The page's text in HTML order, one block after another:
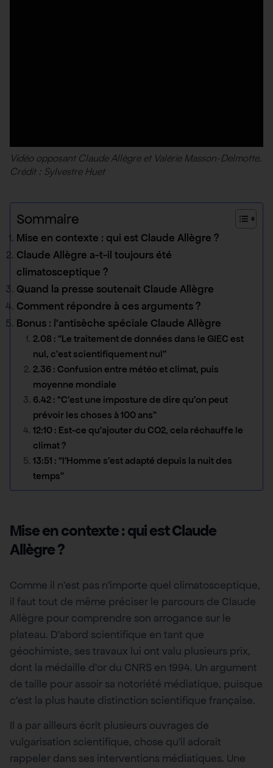
Vidéo opposant Claude Allègre et Valérie Masson-Delmotte.
Crédit : Sylvestre Huet
Sommaire
Mise en contexte : qui est Claude Allègre ?
Claude Allègre a-t-il toujours été
climatosceptique ?
Quand la presse soutenait Claude Allègre
Comment répondre à ces arguments ?
Bonus : l’antisèche spéciale Claude Allègre
2.08 : “Le traitement de données dans le GIEC est
nul, c’est scientifiquement nul”
2.36 : Confusion entre météo et climat, puis
moyenne mondiale
6.42 : “C’est une imposture de dire qu’on peut
prévoir les choses à 100 ans”
12:10 : Est-ce qu’ajouter du CO2, cela réchauffe le
climat ?
13:51 : “l’Homme s’est adapté depuis la nuit des
temps”
Mise en contexte : qui est Claude
Allègre ?
Comme il n’est pas n’importe quel climatosceptique,
il faut tout de même préciser le parcours de Claude
Allègre pour comprendre son arrogance sur le
plateau. D’abord scientifique en tant que
géochimiste, ses travaux lui ont valu plusieurs prix,
dont la médaille d’or du CNRS en 1994. Un argument
de taille pour assoir sa notoriété médiatique, puisque
c’est la plus haute distinction scientifique française.
Il a par ailleurs écrit plusieurs ouvrages de
vulgarisation scientifique, chose qu’il adorait
rappeler dans ses interventions médiatiques. Une